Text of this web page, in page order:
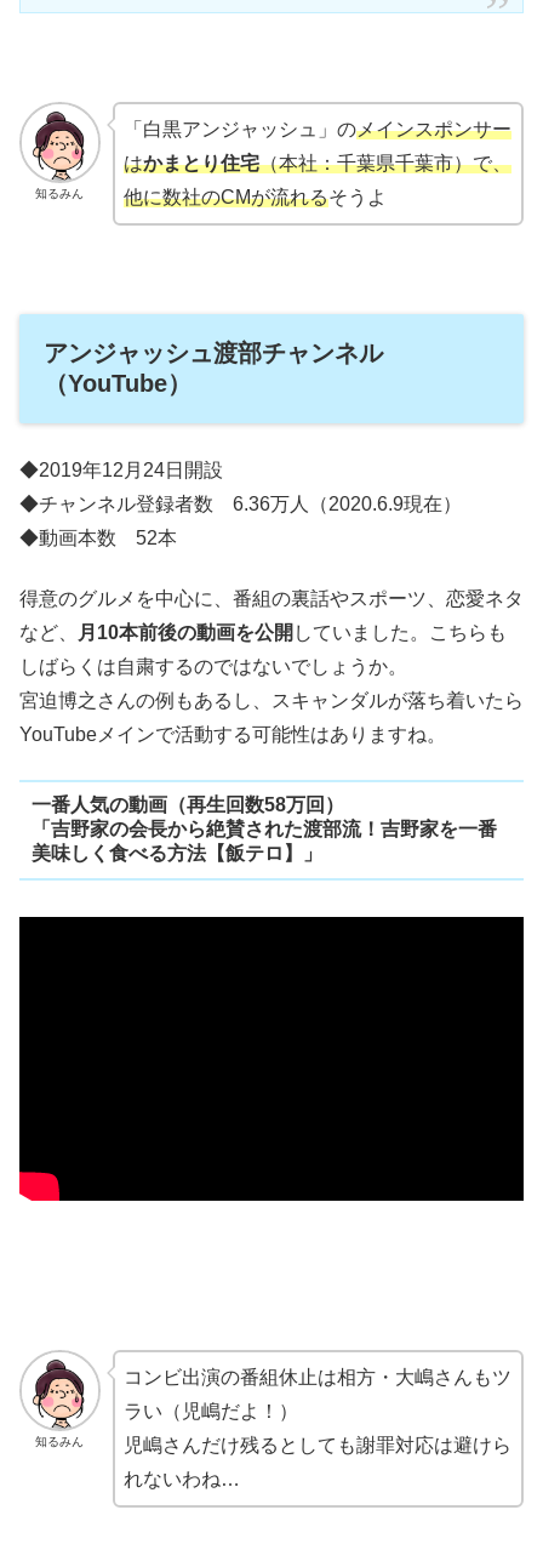
知るみん
「白黒アンジャッシュ」のメインスポンサー
はかまとり住宅（本社：千葉県千葉市）で、
他に数社のCMが流れるそうよ
アンジャッシュ渡部チャンネル
（YouTube）
◆2019年12月24日開設
◆チャンネル登録者数 6.36万人（2020.6.9現在）
◆動画本数 52本
得意のグルメを中心に、番組の裏話やスポーツ、恋愛ネタ
など、
月10本前後の動画を公開 していました。こちらも
しばらくは自粛するのではないでしょうか。
宮迫博之さんの例もあるし、スキャンダルが落ち着いたら
YouTubeメインで活動する可能性はありますね。
一番人気の動画（再生回数58万回）
「吉野家の会長から絶賛された渡部流！吉野家を一番
美味しく食べる方法【飯テロ】」
知るみん
コンビ出演の番組休止は相方・大嶋さんもツ
ラい（児嶋だよ！）
児嶋さんだけ残るとしても謝罪対応は避けら
れないわね…